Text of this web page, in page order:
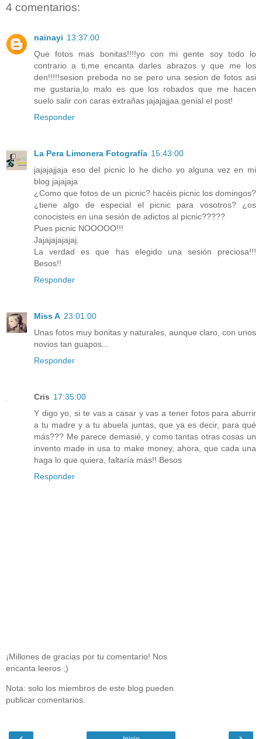
4 comentarios:
nainayi 13:37:00
Que fotos mas bonitas!!!!yo con mi gente soy todo lo
contrario a ti,me encanta darles abrazos y que me los
den!!!!!sesion preboda no se pero una sesion de fotos asi
me gustaria,lo malo es que los robados que me hacen
suelo salir con caras extrañas jajajajjaa.genial el post!
Responder
La Pera Limonera Fotografía 15:43:00
jajajajjaja eso del picnic lo he dicho yo alguna vez en mi
blog jajajaja
¿Como que fotos de un picnic? hacéis picnic los domingos?
¿tiene algo de especial el picnic para vosotros? ¿os
conocisteis en una sesión de adictos al picnic?????
Pues picnic NOOOOO!!!
Jajajajajajaj.
La verdad es que has elegido una sesión preciosa!!!
Besos!!
Responder
Miss A 23:01:00
Unas fotos muy bonitas y naturales, aunque claro, con unos
novios tan guapos...
Responder
Cris 17:35:00
Y digo yo, si te vas a casar y vas a tener fotos para aburrir
a tu madre y a tu abuela juntas, que ya es decir, para qué
más??? Me parece demasié, y como tantas otras cosas un
invento made in usa to make money, ahora, que cada una
haga lo que quiera, faltaría más!! Besos
Responder
¡Millones de gracias por tu comentario! Nos
encanta leeros ;)
Nota: solo los miembros de este blog pueden
publicar comentarios.